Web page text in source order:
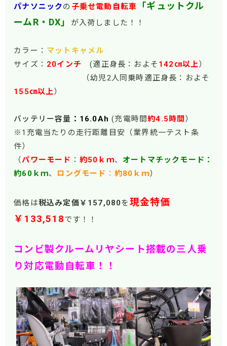
パナソニックの 子乗せ電動自転車
「ギュットクル
ームR・DX」
が入荷しました！！
カラー： マットキャメル
サイズ： 20インチ (適正身長：およそ 142㎝以上）
（幼児2人同乗時適正身長：およそ
155㎝以上）
バッテリー容量 ：16.0Ah(充電時間約4.5時間 ）
※1充電当たりの走行距離目安（業界統一テスト条
件）
（パワーモー ド ： 約50ｋｍ、 オートマチックモード：
約60ｋｍ、 ロングモード ： 約80ｋｍ）
価格は税込み定価￥157,080を 現金特価
￥133,518です！！
コンビ製クルームリヤシート搭載の三人乗
り対応電動自転車！！